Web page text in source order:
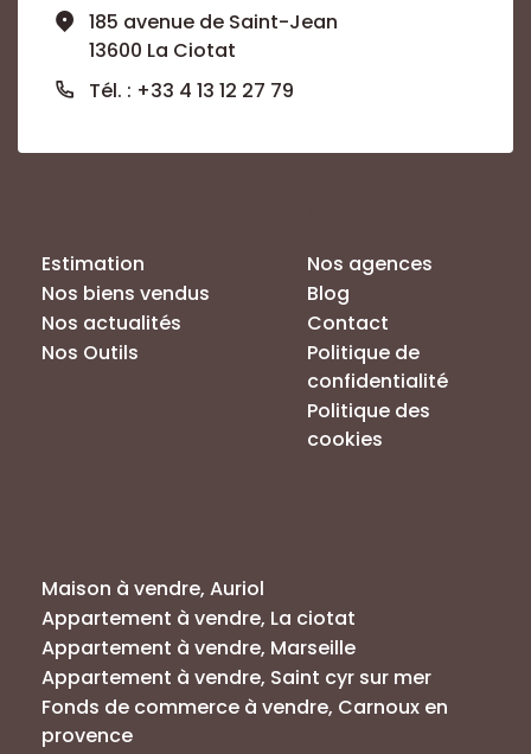
185 avenue de Saint-Jean
13600 La Ciotat
Tél. : +33 4 13 12 27 79
Estimation
Nos biens vendus
Nos actualités
Nos Outils
Nos agences
Blog
Contact
Politique de
confidentialité
Politique des
cookies
Maison à vendre, Auriol
Appartement à vendre, La ciotat
Appartement à vendre, Marseille
Appartement à vendre, Saint cyr sur mer
Fonds de commerce à vendre, Carnoux en
provence